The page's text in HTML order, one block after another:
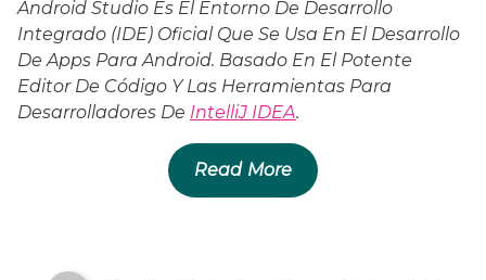
Android Studio Es El Entorno De Desarrollo
Integrado (IDE) Oficial Que Se Usa En El Desarrollo
De Apps Para Android. Basado En El Potente
Editor De Código Y Las Herramientas Para
Desarrolladores De IntelliJ IDEA.
Read More
HTTP – Lo Mínimo Que Todo Desarrollador Web